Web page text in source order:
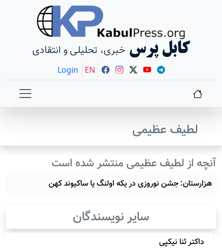
کابل پرس خبری، تحلیلی و انتقادی
Login EN
لطیف عظیمی
آنچه از لطیف عظیمی منتشر شده است
هزارستان: جشن نوروزی در یکه اولنگ یا ساکیوند کهن
سایر نویسندگان
داکتر ثنا نیکپی